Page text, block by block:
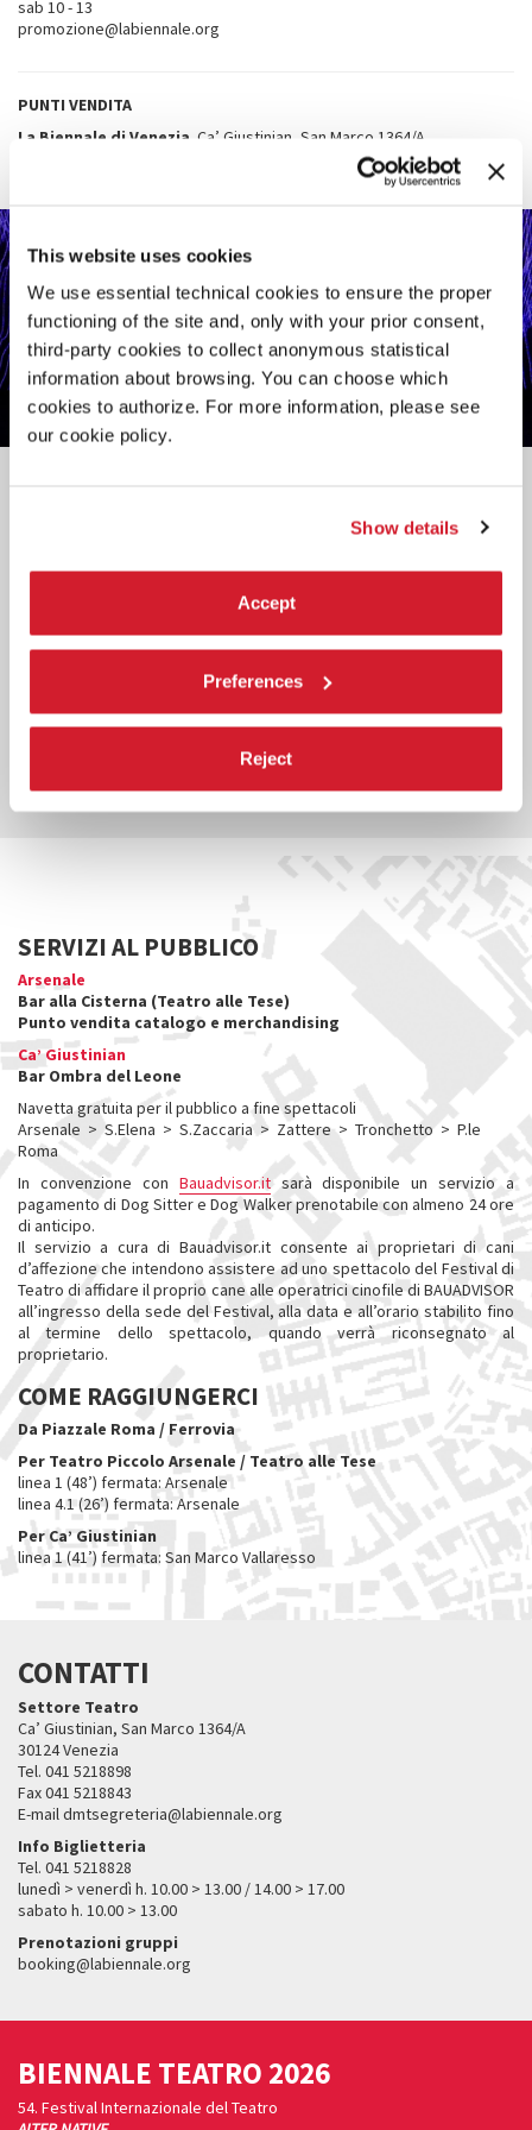
This website uses cookies
We use essential technical cookies to ensure the proper
functioning of the site and, only with your prior consent,
third-party cookies to collect anonymous statistical
information about browsing. You can choose which
cookies to authorize. For more information, please see
our cookie policy.
Show details
Accept
Preferences
Reject
sab 10 - 13
promozione@labiennale.org
PUNTI VENDITA
La Biennale di Venezia Ca’ Giustinian, San Marco 1364/A
TEATRO ALLE TESE
SALA DELLE COLONNE - CA’ GIUSTINIAN
SERVIZI AL PUBBLICO
Arsenale
Bar alla Cisterna (Teatro alle Tese)
Punto vendita catalogo e merchandising
Ca’ Giustinian
Bar Ombra del Leone
Navetta gratuita per il pubblico a fine spettacoli
Arsenale > S.Elena > S.Zaccaria > Zattere > Tronchetto > P.le
Roma
In convenzione con Bauadvisor.itsarà disponibile un servizio a
pagamento di Dog Sitter e Dog Walker prenotabile con almeno 24 ore
di anticipo.
Il servizio a cura di Bauadvisor.it consente ai proprietari di cani
d’affezione che intendono assistere ad uno spettacolo del Festival di
Teatro di affidare il proprio cane alle operatrici cinofile di BAUADVISOR
all’ingresso della sede del Festival, alla data e all’orario stabilito fino
al termine dello spettacolo, quando verrà riconsegnato al
proprietario.
COME RAGGIUNGERCI
Da Piazzale Roma / Ferrovia
Per Teatro Piccolo Arsenale / Teatro alle Tese​
linea 1 (48’) fermata: Arsenale
linea 4.1 (26’) fermata: Arsenale
Per Ca’ Giustinian
linea 1 (41’) fermata: San Marco Vallaresso
CONTATTI
Settore Teatro
Ca’ Giustinian, San Marco 1364/A
30124 Venezia
Tel. 041 5218898
Fax 041 5218843
E-mail dmtsegreteria@labiennale.org
Info Biglietteria
Tel. 041 5218828
lunedì > venerdì h. 10.00 > 13.00 / 14.00 > 17.00
sabato h. 10.00 > 13.00
Prenotazioni gruppi
booking@labiennale.org
BIENNALE TEATRO 2026
54. Festival Internazionale del Teatro